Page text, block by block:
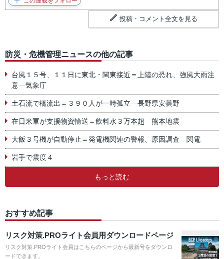
投稿・コメント全文を見る
防災・危機管理ニュースの他の記事
台風１５号、１１日に東北・関東接近＝上陸の恐れ、強風大雨注
意―気象庁
土石流で橋流出＝３９０人が一時孤立―長野県安曇野
在日米軍が支援物資輸送＝飲料水３万本超―熊本地震
大飯３号機が自動停止＝発電機関連の警報、原因調査―関電
岩手で震度４
もっと読む
おすすめ記事
リスク対策.PROライト会員用ダウンロードページ
リスク対策.PROライト会員はこちらのページから最新号をダウンロ
ードできます。